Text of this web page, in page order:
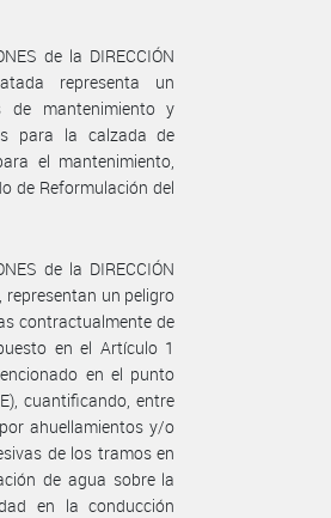
de la DIRECCIÓN
representa un
de mantenimiento y
para la calzada de
el mantenimiento,
de Reformulación del
de la DIRECCIÓN
representan un peligro
contractualmente de
en el Artículo 1
en el punto
cuantificando, entre
ahuellamientos y/o
de los tramos en
de agua sobre la
en la conducción